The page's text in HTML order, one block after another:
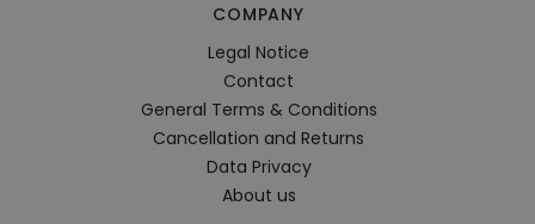
COMPANY
Legal Notice
Contact
General Terms & Conditions
Cancellation and Returns
Data Privacy
About us